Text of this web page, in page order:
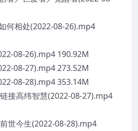
何相处(2022-08-26).mp4
08-26).mp4 190.92M
08-27).mp4 273.52M
08-28).mp4 353.14M
接高纬智慧(2022-08-27).mp4
世今生(2022-08-28).mp4